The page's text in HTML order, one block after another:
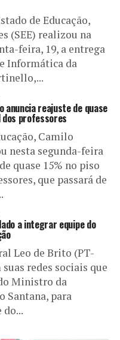
de Educação,
(SEE) realizou na
feira, 19, a entrega
Informática da
anuncia reajuste de quase
professores
Camilo
nesta segunda-feira
quase 15% no piso
que passará de
a integrar equipe do
Leo de Brito (PT-
redes sociais que
Ministro da
Santana, para